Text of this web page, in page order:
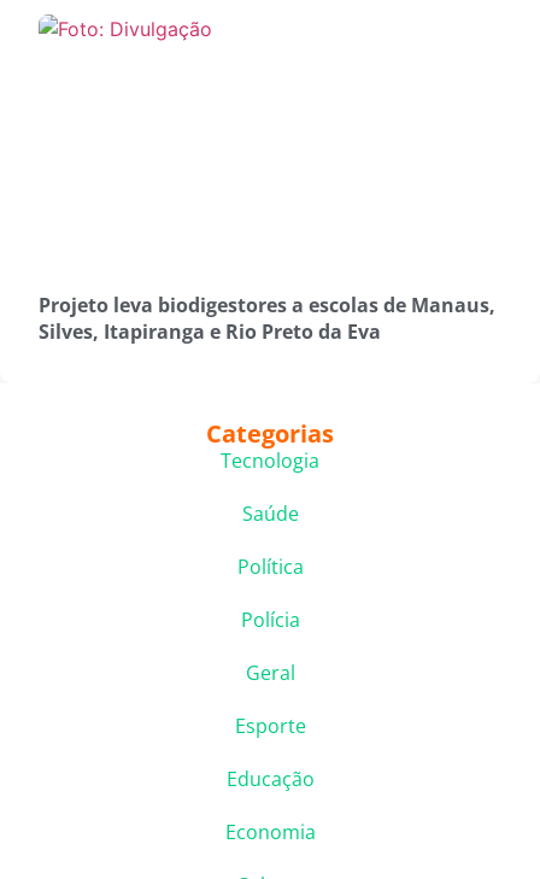
Projeto leva biodigestores a escolas de Manaus,
Silves, Itapiranga e Rio Preto da Eva
Categorias
Tecnologia
Saúde
Política
Polícia
Geral
Esporte
Educação
Economia